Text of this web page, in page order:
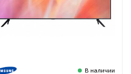
В наличии